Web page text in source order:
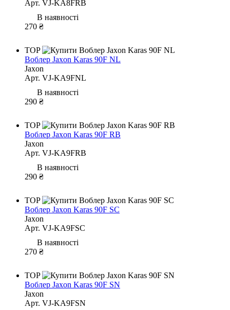
Арт. VJ-KA8FRB
В наявності
270 ₴
TOP
Воблер Jaxon Karas 90F NL
Jaxon
Арт. VJ-KA9FNL
В наявності
290 ₴
TOP
Воблер Jaxon Karas 90F RB
Jaxon
Арт. VJ-KA9FRB
В наявності
290 ₴
TOP
Воблер Jaxon Karas 90F SC
Jaxon
Арт. VJ-KA9FSC
В наявності
270 ₴
TOP
Воблер Jaxon Karas 90F SN
Jaxon
Арт. VJ-KA9FSN